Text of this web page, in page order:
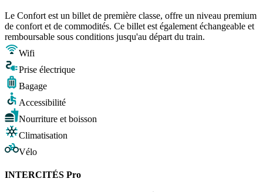
Le Confort est un billet de première classe, offre un niveau premium
de confort et de commodités. Ce billet est également échangeable et
remboursable sous conditions jusqu'au départ du train.
Wifi
Prise électrique
Bagage
Accessibilité
Nourriture et boisson
Climatisation
Vélo
INTERCITÉS Pro